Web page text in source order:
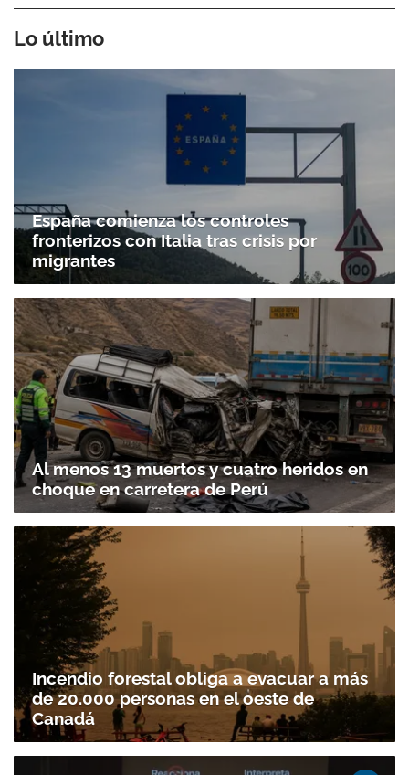
Lo último
España comienza los controles
fronterizos con Italia tras crisis por
migrantes
Al menos 13 muertos y cuatro heridos en
choque en carretera de Perú
Incendio forestal obliga a evacuar a más
de 20.000 personas en el oeste de
Canadá